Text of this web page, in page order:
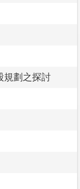
規劃之探討